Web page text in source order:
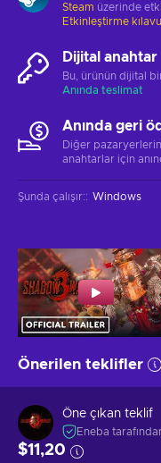
Steam üzerinde
Etkinleştirme
Dijital anahtar
Bu, ürünün dijital
Anında teslimat
Anında geri
Diğer
anahtarlar için
Şunda çalışır:: Windows
Önerilen teklifler
Öne çıkan teklif
Eneba
$11,20